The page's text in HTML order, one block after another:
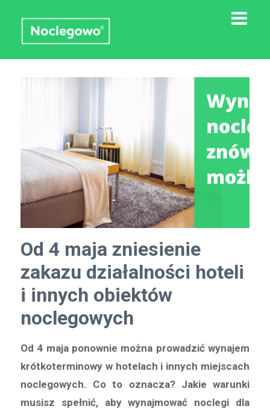
Od 4 maja zniesienie
zakazu działalności hoteli
i innych obiektów
noclegowych
Od 4 maja ponownie można prowadzić wynajem
krótkoterminowy w hotelach i innych miejscach
noclegowych. Co to oznacza? Jakie warunki
musisz spełnić, aby wynajmować noclegi dla